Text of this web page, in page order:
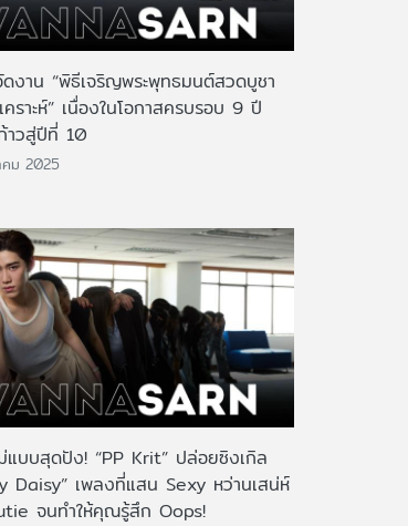
งาน “พิธีเจริญพระพุทธมนต์สวดบูชา
คราะห์” เนื่องในโอกาสครบรอบ 9 ปี
าวสู่ปีที่ 10
ม 2025
แบบสุดปัง! “PP Krit” ปล่อยซิงเกิล
Daisy” เพลงที่แสน Sexy หว่านเสน่ห์
จนทำให้คุณรู้สึก Oops!